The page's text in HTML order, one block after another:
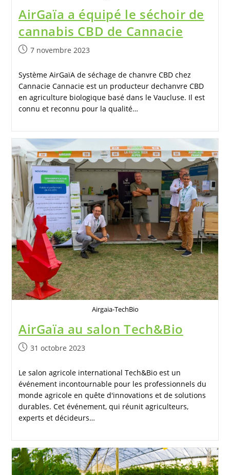
AirGaïa a équipé le séchoir de
cannabis CBD de Cannacie
7 novembre 2023
Système AirGaïA de séchage de chanvre CBD chez
Cannacie Cannacie est un producteur dechanvre CBD
en agriculture biologique basé dans le Vaucluse. Il est
connu et reconnu pour la qualité…
Airgaia-TechBio
AirGaïa au salon Tech&Bio
31 octobre 2023
Le salon agricole international Tech&Bio est un
événement incontournable pour les professionnels du
monde agricole en quête d'innovations et de solutions
durables. Cet événement, qui réunit agriculteurs,
experts et décideurs…